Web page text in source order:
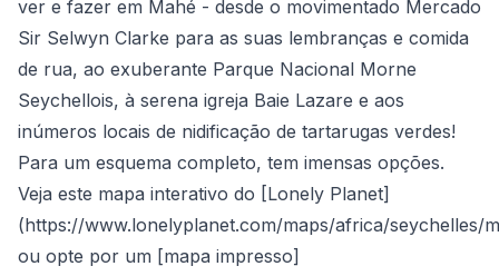
ver e fazer em Mahé - desde o movimentado Mercado
Sir Selwyn Clarke para as suas lembranças e comida
de rua, ao exuberante Parque Nacional Morne
Seychellois, à serena igreja Baie Lazare e aos
inúmeros locais de nidificação de tartarugas verdes!
Para um esquema completo, tem imensas opções.
Veja este mapa interativo do [Lonely Planet]
(https://www.lonelyplanet.com/maps/africa/seychelles/
ou opte por um [mapa impresso]